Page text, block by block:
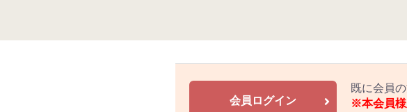
会員ログイン
既に会員
※本会員様